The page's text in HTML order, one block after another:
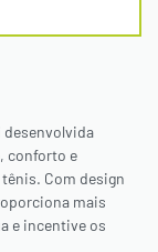
desenvolvida
conforto e
Com design
mais
e incentive os